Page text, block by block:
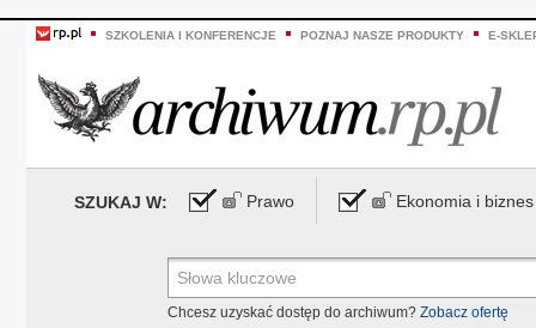
SZKOLENIA I KONFERENCJE POZNAJ NASZE PRODUKTY E-
SZUKAJ W: Prawo Ekonomia i biznes
Chcesz uzyskać dostęp do archiwum? Zobacz ofertę